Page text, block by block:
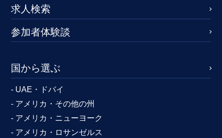
求人検索
参加者体験談
国から選ぶ
- UAE・ドバイ
- アメリカ・その他の州
- アメリカ・ニューヨーク
- アメリカ・ロサンゼルス